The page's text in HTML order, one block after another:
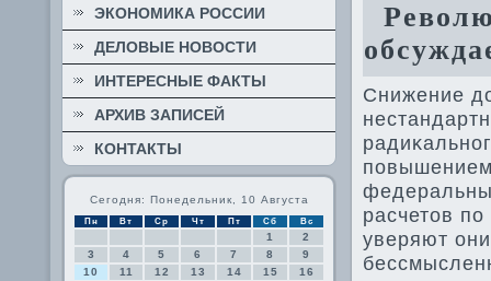
ЭКОНОМИКА РОССИИ
ДЕЛОВЫЕ НОВОСТИ
ИНТЕРЕСНЫЕ ФАКТЫ
АРХИВ ЗАПИСЕЙ
КОНТАКТЫ
Сегодня: Понедельник, 10 Августа
Пн Вт Ср Чт Пт Сб Вс
1
2
3
4 5 6 7 8
9
10
11 12 13 14 15
16
Снижение
расчетοв
уверяют